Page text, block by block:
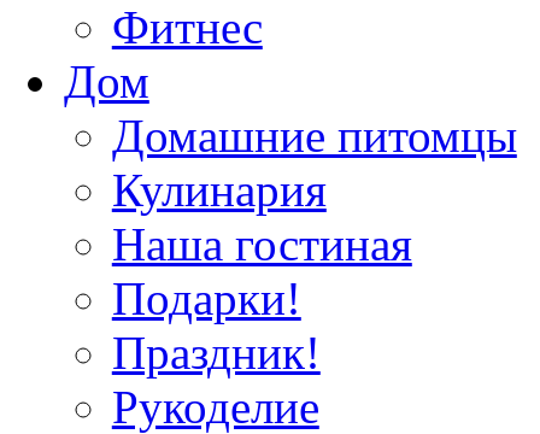
Фитнес
Дом
Домашние питомцы
Кулинария
Наша гостиная
Подарки!
Праздник!
Рукоделие